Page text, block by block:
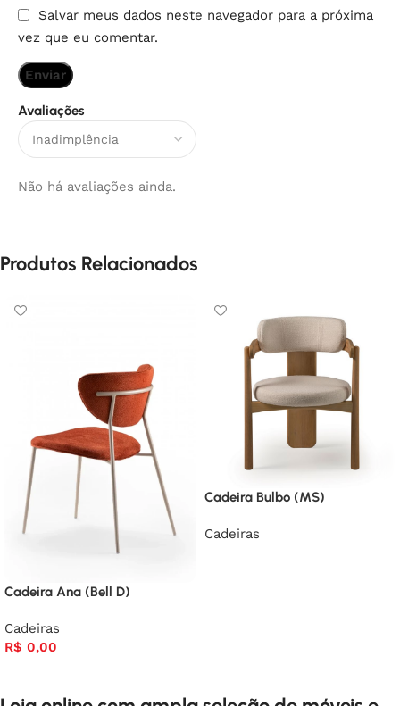
Avaliações
Não há avaliações ainda.
Salvar meus dados neste navegador para a próxima
vez que eu comentar.
Produtos Relacionados
Cadeira Ana (Bell D)
Cadeiras
R$ 0,00
Cadeira Bulbo (MS)
Cadeiras